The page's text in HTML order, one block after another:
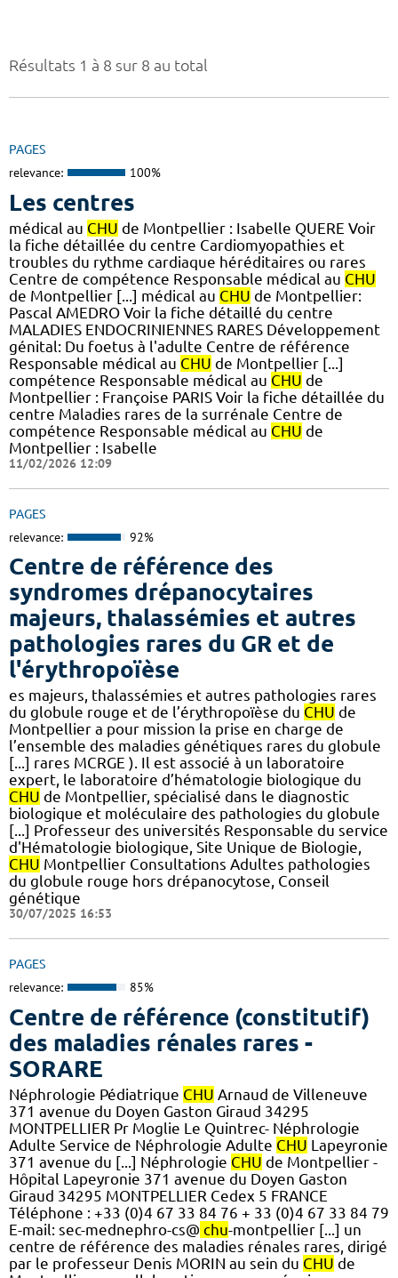
Résultats 1 à 8 sur 8 au total
PAGES
relevance: 100%
Les centres
médical au CHU de Montpellier : Isabelle QUERE Voir
la fiche détaillée du centre Cardiomyopathies et
troubles du rythme cardiaque héréditaires ou rares
Centre de compétence Responsable médical au CHU
de Montpellier [...] médical au CHU de Montpellier:
Pascal AMEDRO Voir la fiche détaillé du centre
MALADIES ENDOCRINIENNES RARES Développement
génital: Du foetus à l'adulte Centre de référence
Responsable médical au CHU de Montpellier [...]
compétence Responsable médical au CHU de
Montpellier : Françoise PARIS Voir la fiche détaillée du
centre Maladies rares de la surrénale Centre de
compétence Responsable médical au CHU de
Montpellier : Isabelle
11/02/2026 12:09
PAGES
relevance: 92%
Centre de référence des
syndromes drépanocytaires
majeurs, thalassémies et autres
pathologies rares du GR et de
l'érythropoïèse
es majeurs, thalassémies et autres pathologies rares
du globule rouge et de l’érythropoïèse du CHU de
Montpellier a pour mission la prise en charge de
l’ensemble des maladies génétiques rares du globule
[...] rares MCRGE ). Il est associé à un laboratoire
expert, le laboratoire d’hématologie biologique du
CHU de Montpellier, spécialisé dans le diagnostic
biologique et moléculaire des pathologies du globule
[...] Professeur des universités Responsable du service
d'Hématologie biologique, Site Unique de Biologie,
CHU Montpellier Consultations Adultes pathologies
du globule rouge hors drépanocytose, Conseil
génétique
30/07/2025 16:53
PAGES
relevance: 85%
Centre de référence (constitutif)
des maladies rénales rares -
SORARE
Néphrologie Pédiatrique CHU Arnaud de Villeneuve
371 avenue du Doyen Gaston Giraud 34295
MONTPELLIER Pr Moglie Le Quintrec- Néphrologie
Adulte Service de Néphrologie Adulte CHU Lapeyronie
371 avenue du [...] Néphrologie CHU de Montpellier -
Hôpital Lapeyronie 371 avenue du Doyen Gaston
Giraud 34295 MONTPELLIER Cedex 5 FRANCE
Téléphone : +33 (0)4 67 33 84 76 + 33 (0)4 67 33 84 79
E-mail: sec-mednephro-cs@ chu-montpellier [...] un
centre de référence des maladies rénales rares, dirigé
par le professeur Denis MORIN au sein du CHU de